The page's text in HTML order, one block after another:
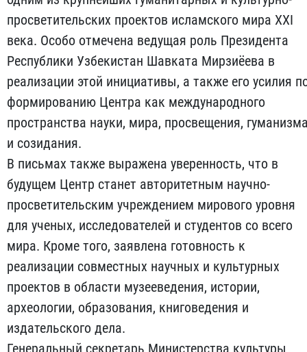
просветительских проектов исламского мира XXI
века. Особо отмечена ведущая роль Президента
Республики Узбекистан Шавката Мирзиёева в
реализации этой инициативы, а также его усилия
формированию Центра как международного
пространства науки, мира, просвещения,
и созидания.
В письмах также выражена уверенность, что в
будущем Центр станет авторитетным научно-
просветительским учреждением мирового уровня
для ученых, исследователей и студентов со всего
мира. Кроме того, заявлена готовность к
реализации совместных научных и культурных
проектов в области музееведения, истории,
археологии, образования, книговедения и
издательского дела.